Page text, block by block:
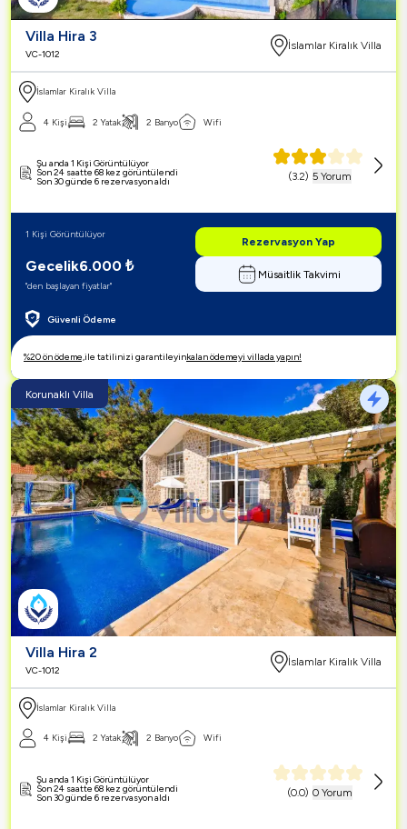
Villa Hira 3
VC-1012
İslamlar Kiralık Villa
İslamlar Kiralık Villa
4 Kişi 2 Yatak 2 Banyo Wifi
(3.2) 5 Yorum
Şu anda 1 Kişi Görüntülüyor
Son 24 saatte 68 kez görüntülendi
Son 30 günde 6 rezervasyon aldı
Güvenli Ödeme
Gecelik6.000 ₺
"den başlayan fiyatlar"
1 Kişi Görüntülüyor
Rezervasyon Yap
Müsaitlik Takvimi
%20 ön ödeme,ile tatilinizi garantileyinkalan ödemeyi villada yapın!
Korunaklı Villa
Villa Hira 2
VC-1012
İslamlar Kiralık Villa
İslamlar Kiralık Villa
4 Kişi 2 Yatak 2 Banyo Wifi
(0.0) 0 Yorum
Şu anda 1 Kişi Görüntülüyor
Son 24 saatte 68 kez görüntülendi
Son 30 günde 6 rezervasyon aldı